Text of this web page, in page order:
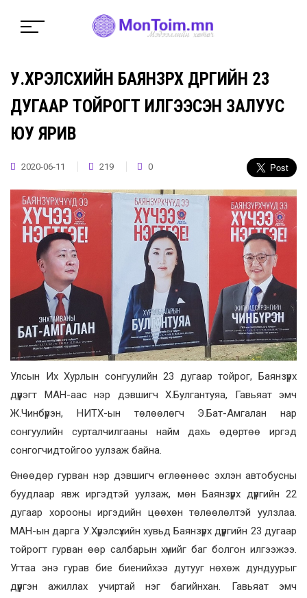
У.ХҮРЭЛСҮХИЙН БАЯНЗҮРХ ДҮҮРГИЙН 23
ДУГААР ТОЙРОГТ ИЛГЭЭСЭН ЗАЛУУС
ЮУ ЯРИВ
2020-06-11 219 0
Улсын Их Хурлын сонгуулийн 23 дугаар тойрог, Баянзүрх
дүүрэгт МАН-аас нэр дэвшигч Х.Булгантуяа, Гавьяат эмч
Ж.Чинбүрэн, НИТХ-ын төлөөлөгч Э.Бат-Амгалан нар
сонгуулийн сурталчилгааны найм дахь өдөртөө иргэд
сонгогчидтойгоо уулзаж байна.
Өнөөдөр гурван нэр дэвшигч өглөөнөөс эхлэн автобусны
буудлаар явж иргэдтэй уулзаж, мөн Баянзүрх дүүргийн 22
дугаар хорооны иргэдийн цөөхөн төлөөлөлтэй уулзлаа.
МАН-ын дарга У.Хүрэлсүхийн хувьд Баянзүрх дүүргийн 23 дугаар
тойрогт гурван өөр салбарын хүнийг баг болгон илгээжээ.
Угтаа энэ гурав бие биенийхээ дутууг нөхөж дундуурыг
дүүргэн ажиллах учиртай нэг багийнхан. Гавьяат эмч